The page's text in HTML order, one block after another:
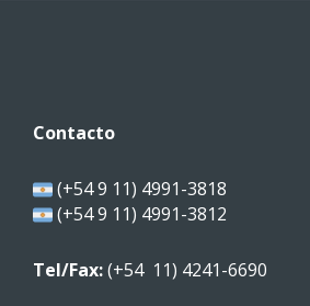
Contacto
(+54 9 11) 4991-3818
(+54 9 11) 4991-3812
Tel/Fax:(+54 11) 4241-6690